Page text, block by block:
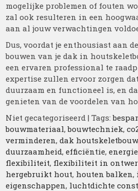
mogelijke problemen of fouten
zal ook resulteren in een
aan al jouw verwachtingen
Dus, voordat je enthousiast aan
bouwen van je dak in
een ervaren professional te
expertise zullen ervoor zorgen
duurzaam en functioneel is, en
genieten van de voordelen van
Niet gecategoriseerd | Tags:
bouwmateriaal,bouwtechniek,
verminderen,dak houtskeletbouw
duurzaamheid,efficiëntie,
flexibiliteit, flexibiliteit in
hergebruikt hout, houten balken,
eigenschappen, luchtdichte